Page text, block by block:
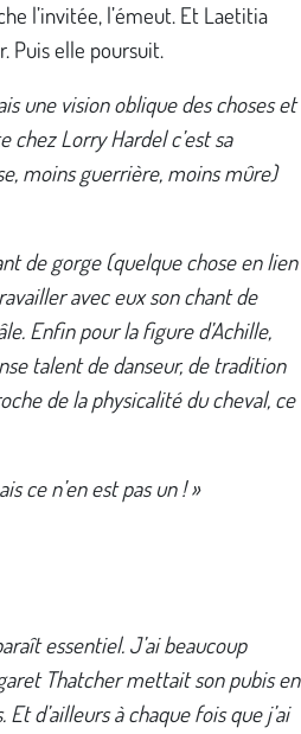
l’invitée, l’émeut. Et Laetitia
Puis elle poursuit.
une vision oblique des choses et
chez Lorry Hardel c’est sa
moins guerrière, moins mûre)
de gorge (quelque chose en lien
avec eux son chant de
Enfin pour la figure d’Achille,
talent de danseur, de tradition
de la physicalité du cheval, ce
ce n’en est pas un ! »
essentiel. J’ai beaucoup
Thatcher mettait son pubis en
d’ailleurs à chaque fois que j’ai